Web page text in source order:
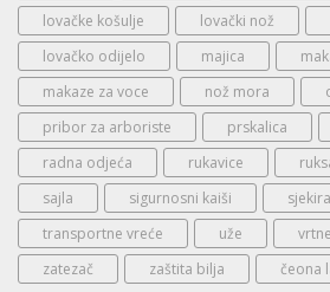
lovačke košulje
lovački nož
lovačko odijelo
majica
makaze za voce
nož mora
pribor za arboriste
prskalica
radna odjeća
rukavice
sajla
sigurnosni kaiši
sjekira
transportne vreće
uže
zatezač
zaštita bilja čeona